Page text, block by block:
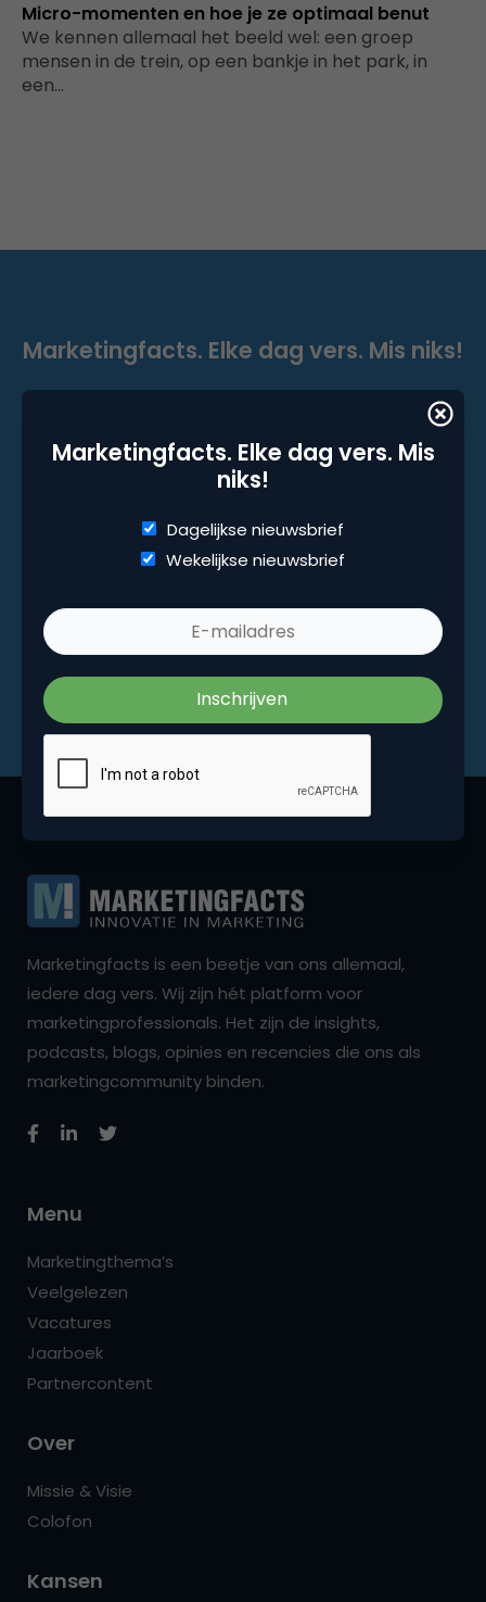
Micro-momenten en hoe je ze optimaal benut
We kennen allemaal het beeld wel: een groep
mensen in de trein, op een bankje in het park, in
een…
Marketingfacts. Elke dag vers. Mis
niks!
Dagelijkse nieuwsbrief
Wekelijkse nieuwsbrief
Marketingfacts. Elke dag vers. Mis niks!
Marketingfacts is een beetje van ons allemaal,
iedere dag vers. Wij zijn hét platform voor
marketingprofessionals. Het zijn de insights,
podcasts, blogs, opinies en recencies die ons als
marketingcommunity binden.
Menu
Marketingthema’s
Veelgelezen
Vacatures
Jaarboek
Partnercontent
Over
Missie & Visie
Colofon
Kansen